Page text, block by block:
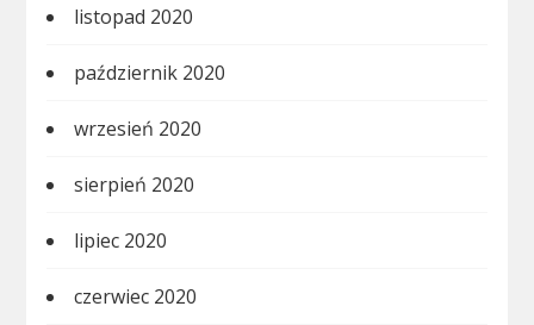
listopad 2020
październik 2020
wrzesień 2020
sierpień 2020
lipiec 2020
czerwiec 2020